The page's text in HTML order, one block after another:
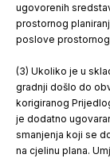
ugovorenih
prostornog
poslove
(3) Ukoliko je u
gradnji došlo do
korigiranog
je dodatno
smanjenja koji se
na cjelinu plana.